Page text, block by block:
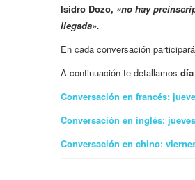
Isidro Dozo, «no hay
llegada».
En cada conversación
A continuación te detallamos
Conversación en francés:
Conversación en inglés:
Conversación en chino: